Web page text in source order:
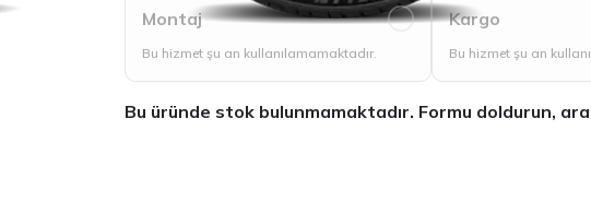
Montaj
Bu hizmet şu an kullanılamamaktadır.
Kargo
Bu hizmet şu an
Bu üründe stok bulunmamaktadır. Formu doldurun,